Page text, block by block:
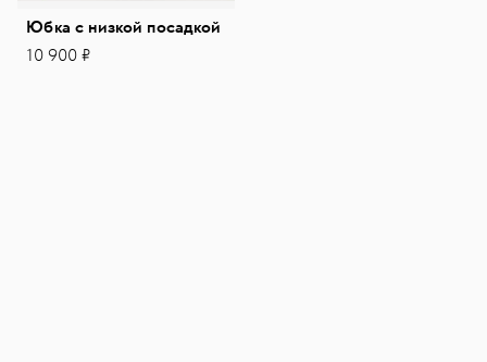
Юбка с низкой посадкой
10 900 ₽